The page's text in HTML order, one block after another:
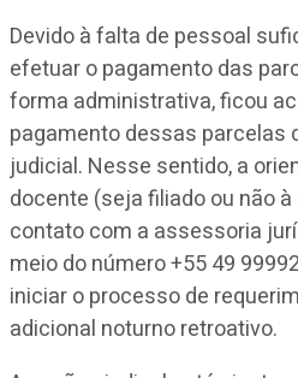
Devido à falta de pessoal
efetuar o pagamento das
forma administrativa, ficou
pagamento dessas parcelas
judicial. Nesse sentido, a
docente (seja filiado ou não à
contato com a assessoria
meio do número +55 49
iniciar o processo de
adicional noturno retroativo.